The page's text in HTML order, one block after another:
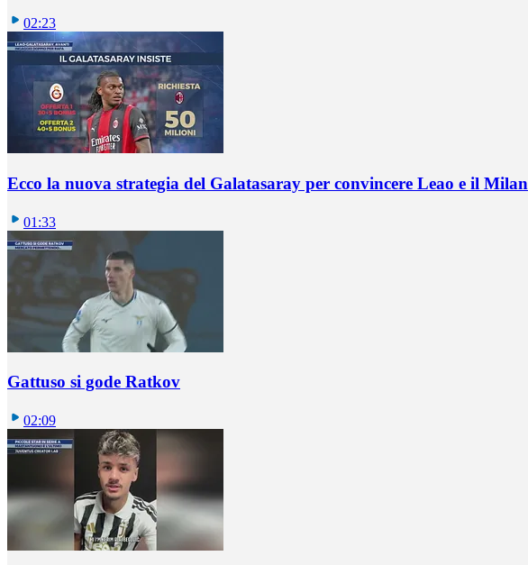
02:23
Ecco la nuova strategia del Galatasaray per convincere Leao e il Milan
01:33
Gattuso si gode Ratkov
02:09